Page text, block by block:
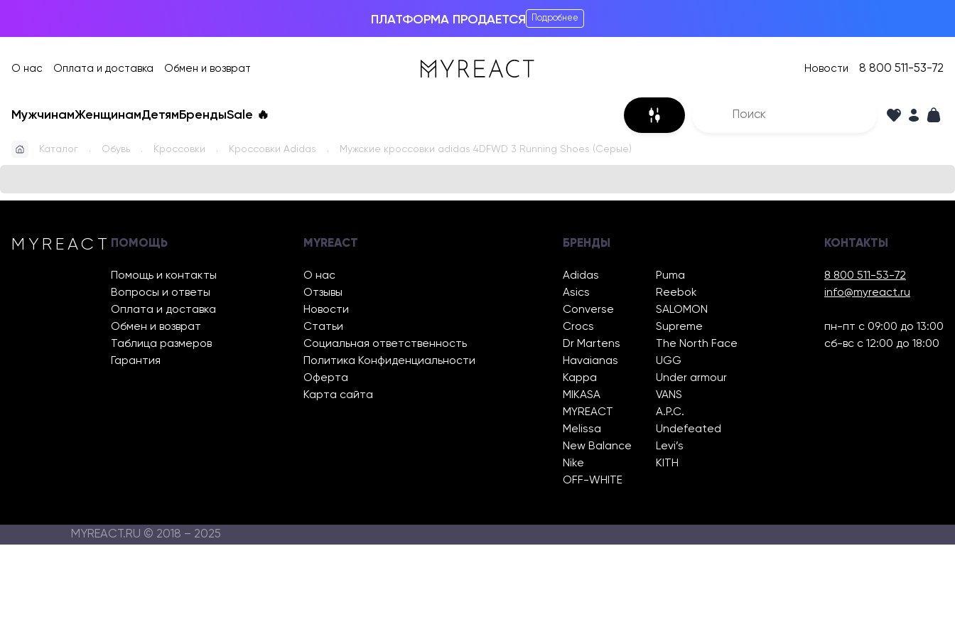
ПЛАТФОРМА ПРОДАЕТСЯ Подробнее
О нас Оплата и доставка Обмен и возврат Новости 8 800 511-53-72
МужчинамЖенщинамДетям БрендыSale 🔥
Каталог Обувь Кроссовки Кроссовки Adidas Мужские кроссовки adidas 4DFWD 3 Running Shoes (Серые)
MYREACT ПОМОЩЬ
Помощь и контакты
Вопросы и ответы
Оплата и доставка
Обмен и возврат
Таблица размеров
Гарантия
MYREACT
О нас
Отзывы
Новости
Статьи
Социальная ответственность
Политика Конфиденциальности
Оферта
Карта сайта
БРЕНДЫ
Adidas
Asics
Converse
Crocs
Dr Martens
Havaianas
Kappa
MIKASA
MYREACT
Melissa
New Balance
Nike
OFF-WHITE
Puma
Reebok
SALOMON
Supreme
The North Face
UGG
Under armour
VANS
A.P.C.
Undefeated
Levi’s
KITH
КОНТАКТЫ
8 800 511-53-72
info@myreact.ru
пн-пт с 09:00 до 13:00
сб-вс с 12:00 до 18:00
MYREACT.RU © 2018 – 2025